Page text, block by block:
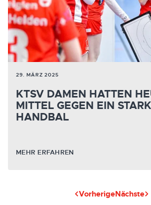
29. MÄRZ 2025
KTSV DAMEN HATTEN
MITTEL GEGEN EIN
HANDBAL
MEHR ERFAHREN
VorherigeNächste